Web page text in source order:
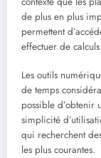
de plus en plus
permettent
effectuer de
Les outils
de temps
possible d’obtenir
simplicité
qui recherchent
les plus courantes.